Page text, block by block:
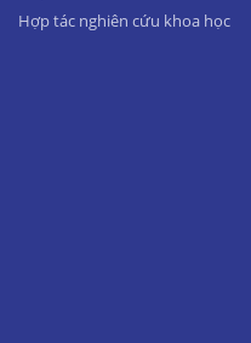
Hợp tác nghiên cứu khoa học